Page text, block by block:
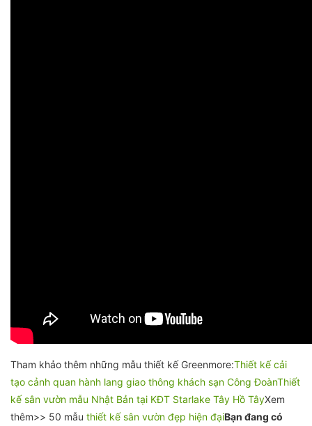
Tham khảo thêm những mẫu thiết kế Greenmore:Thiết kế cải
tạo cảnh quan hành lang giao thông khách sạn Công ĐoànThiết
kế sân vườn mẫu Nhật Bản tại KĐT Starlake Tây Hồ TâyXem
thêm>> 50 mẫu thiết kế sân vườn đẹp hiện đạiBạn đang có